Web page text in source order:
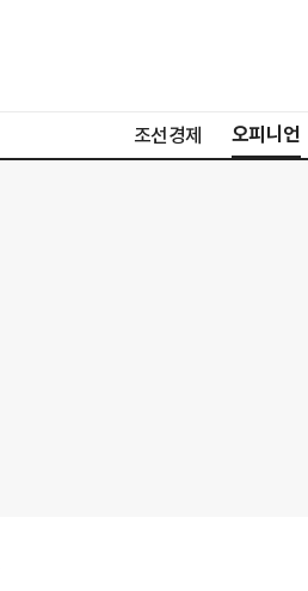
조선경제 오피니언